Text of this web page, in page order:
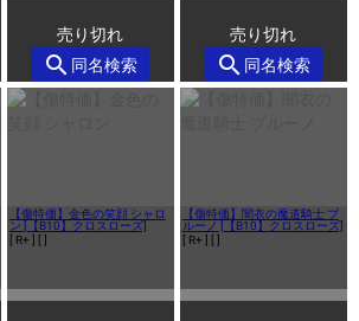
売り切れ
search 同名検索
売り切れ
search 同名検索
【傷特価】金色の笑顔 シャロ
ン [【B10】クロスローズ]
[ R+ ] [ ]
【傷特価】闇衣の魔道騎士 ブ
ルーノ [【B10】クロスローズ]
[ R+ ] [ ]